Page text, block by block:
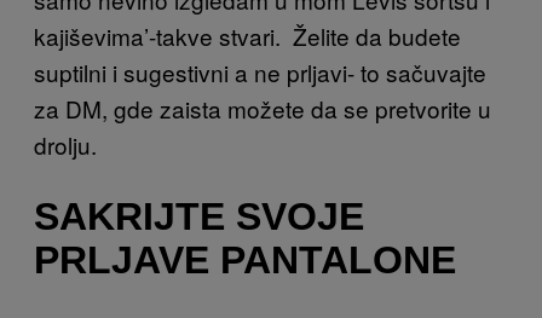
kajiševima’-takve stvari. Želite da budete
suptilni i sugestivni a ne prljavi- to sačuvajte
za DM, gde zaista možete da se pretvorite u
drolju.
SAKRIJTE SVOJE
PRLJAVE PANTALONE